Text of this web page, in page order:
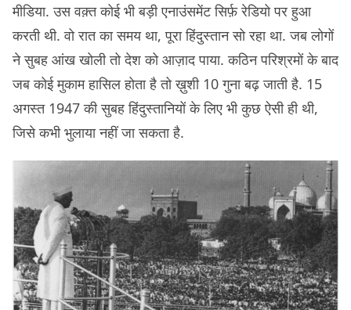
मीडिया. उस वक़्त कोई भी बड़ी एनाउंसमेंट सिर्फ़ रेडियो पर हुआ
करती थी. वो रात का समय था, पूरा हिंदुस्तान सो रहा था. जब लोगों
ने सुबह आंख खोली तो देश को आज़ाद पाया. कठिन परिश्रमों के बाद
जब कोई मुकाम हासिल होता है तो ख़ुशी 10 गुना बढ़ जाती है. 15
अगस्त 1947 की सुबह हिंदुस्तानियों के लिए भी कुछ ऐसी ही थी,
जिसे कभी भुलाया नहीं जा सकता है.